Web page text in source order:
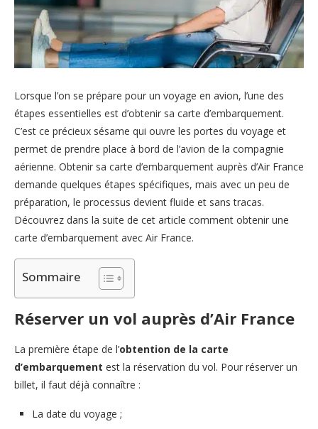
Lorsque l’on se prépare pour un voyage en avion, l’une des
étapes essentielles est d’obtenir sa carte d’embarquement.
C’est ce précieux sésame qui ouvre les portes du voyage et
permet de prendre place à bord de l’avion de la compagnie
aérienne. Obtenir sa carte d’embarquement auprès d’Air France
demande quelques étapes spécifiques, mais avec un peu de
préparation, le processus devient fluide et sans tracas.
Découvrez dans la suite de cet article comment obtenir une
carte d’embarquement avec Air France.
Sommaire
Réserver un vol auprès d’Air France
La première étape de l’obtention de la carte
d’embarquement est la réservation du vol. Pour réserver un
billet, il faut déjà connaître :
La date du voyage ;